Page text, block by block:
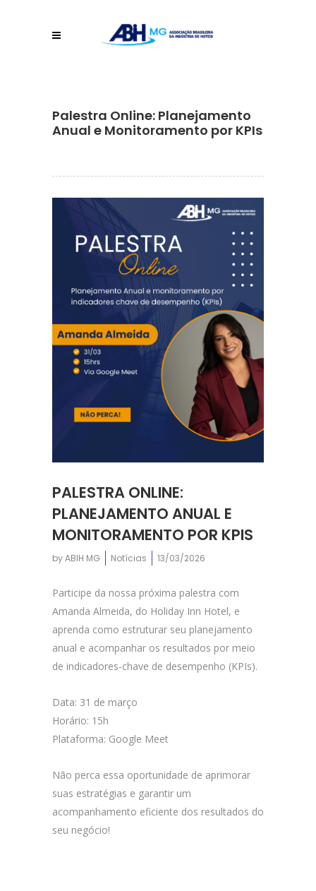
Palestra Online: Planejamento
Anual e Monitoramento por KPIs
PALESTRA ONLINE:
PLANEJAMENTO ANUAL E
MONITORAMENTO POR KPIS
byABIH MG Notícias 13/03/2026
Participe da nossa próxima palestra com
Amanda Almeida, do Holiday Inn Hotel, e
aprenda como estruturar seu planejamento
anual e acompanhar os resultados por meio
de indicadores-chave de desempenho (KPIs).
Data: 31 de março
Horário: 15h
Plataforma: Google Meet
Não perca essa oportunidade de aprimorar
suas estratégias e garantir um
acompanhamento eficiente dos resultados do
seu negócio!